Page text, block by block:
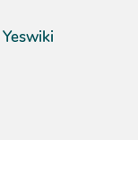
Yeswiki